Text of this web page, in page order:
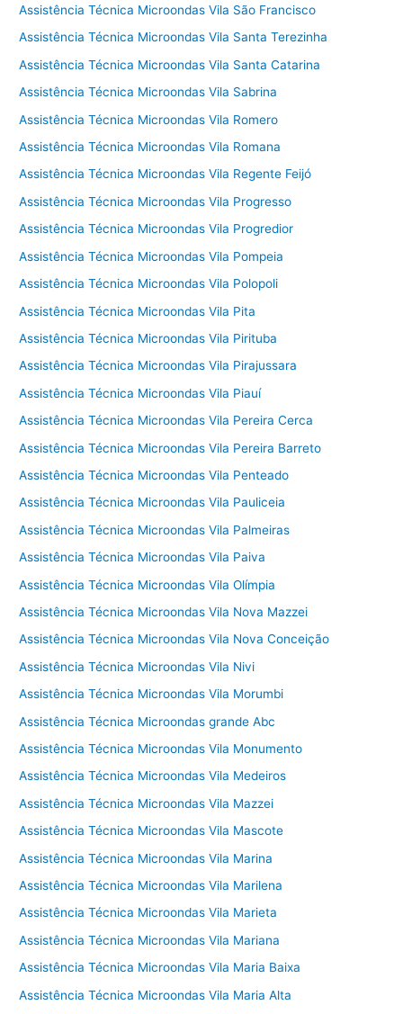
Assistência Técnica Microondas Vila São Francisco
Assistência Técnica Microondas Vila Santa Terezinha
Assistência Técnica Microondas Vila Santa Catarina
Assistência Técnica Microondas Vila Sabrina
Assistência Técnica Microondas Vila Romero
Assistência Técnica Microondas Vila Romana
Assistência Técnica Microondas Vila Regente Feijó
Assistência Técnica Microondas Vila Progresso
Assistência Técnica Microondas Vila Progredior
Assistência Técnica Microondas Vila Pompeia
Assistência Técnica Microondas Vila Polopoli
Assistência Técnica Microondas Vila Pita
Assistência Técnica Microondas Vila Pirituba
Assistência Técnica Microondas Vila Pirajussara
Assistência Técnica Microondas Vila Piauí
Assistência Técnica Microondas Vila Pereira Cerca
Assistência Técnica Microondas Vila Pereira Barreto
Assistência Técnica Microondas Vila Penteado
Assistência Técnica Microondas Vila Pauliceia
Assistência Técnica Microondas Vila Palmeiras
Assistência Técnica Microondas Vila Paiva
Assistência Técnica Microondas Vila Olímpia
Assistência Técnica Microondas Vila Nova Mazzei
Assistência Técnica Microondas Vila Nova Conceição
Assistência Técnica Microondas Vila Nivi
Assistência Técnica Microondas Vila Morumbi
Assistência Técnica Microondas grande Abc
Assistência Técnica Microondas Vila Monumento
Assistência Técnica Microondas Vila Medeiros
Assistência Técnica Microondas Vila Mazzei
Assistência Técnica Microondas Vila Mascote
Assistência Técnica Microondas Vila Marina
Assistência Técnica Microondas Vila Marilena
Assistência Técnica Microondas Vila Marieta
Assistência Técnica Microondas Vila Mariana
Assistência Técnica Microondas Vila Maria Baixa
Assistência Técnica Microondas Vila Maria Alta